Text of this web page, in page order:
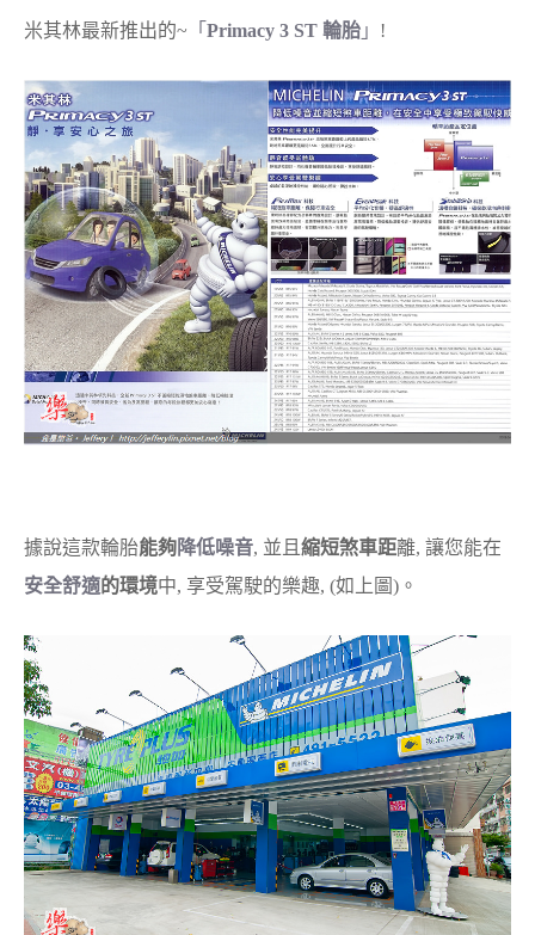
米其林最新推出的~ 「 Primacy 3 ST 輪胎 」 !
據說這款輪胎能夠降低噪音, 並且 縮短煞車距離, 讓您能在
安全舒適的環境中, 享受駕駛的樂趣, (如上圖)。